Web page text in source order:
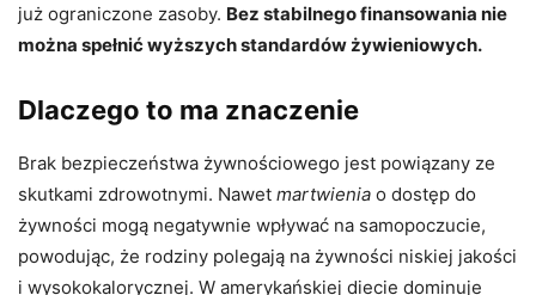
już ograniczone zasoby. Bez stabilnego finansowania nie
można spełnić wyższych standardów żywieniowych.
Dlaczego to ma znaczenie
Brak bezpieczeństwa żywnościowego jest powiązany ze
skutkami zdrowotnymi. Nawet martwienia o dostęp do
żywności mogą negatywnie wpływać na samopoczucie,
powodując, że rodziny polegają na żywności niskiej jakości
i wysokokalorycznej. W amerykańskiej diecie dominuje